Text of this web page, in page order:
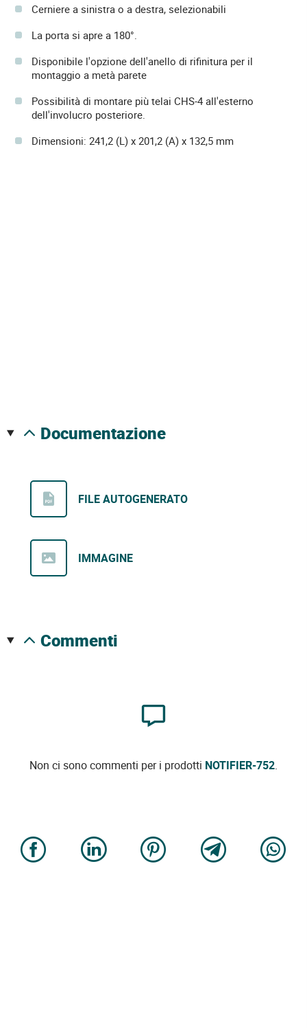
Cerniere a sinistra o a destra, selezionabili
La porta si apre a 180°.
Disponibile l'opzione dell'anello di rifinitura per il
montaggio a metà parete
Possibilità di montare più telai CHS-4 all'esterno
dell'involucro posteriore.
Dimensioni: 241,2 (L) x 201,2 (A) x 132,5 mm
documentazione
FILE AUTOGENERATO
IMMAGINE
commenti
Non ci sono commenti per i prodotti NOTIFIER-752.